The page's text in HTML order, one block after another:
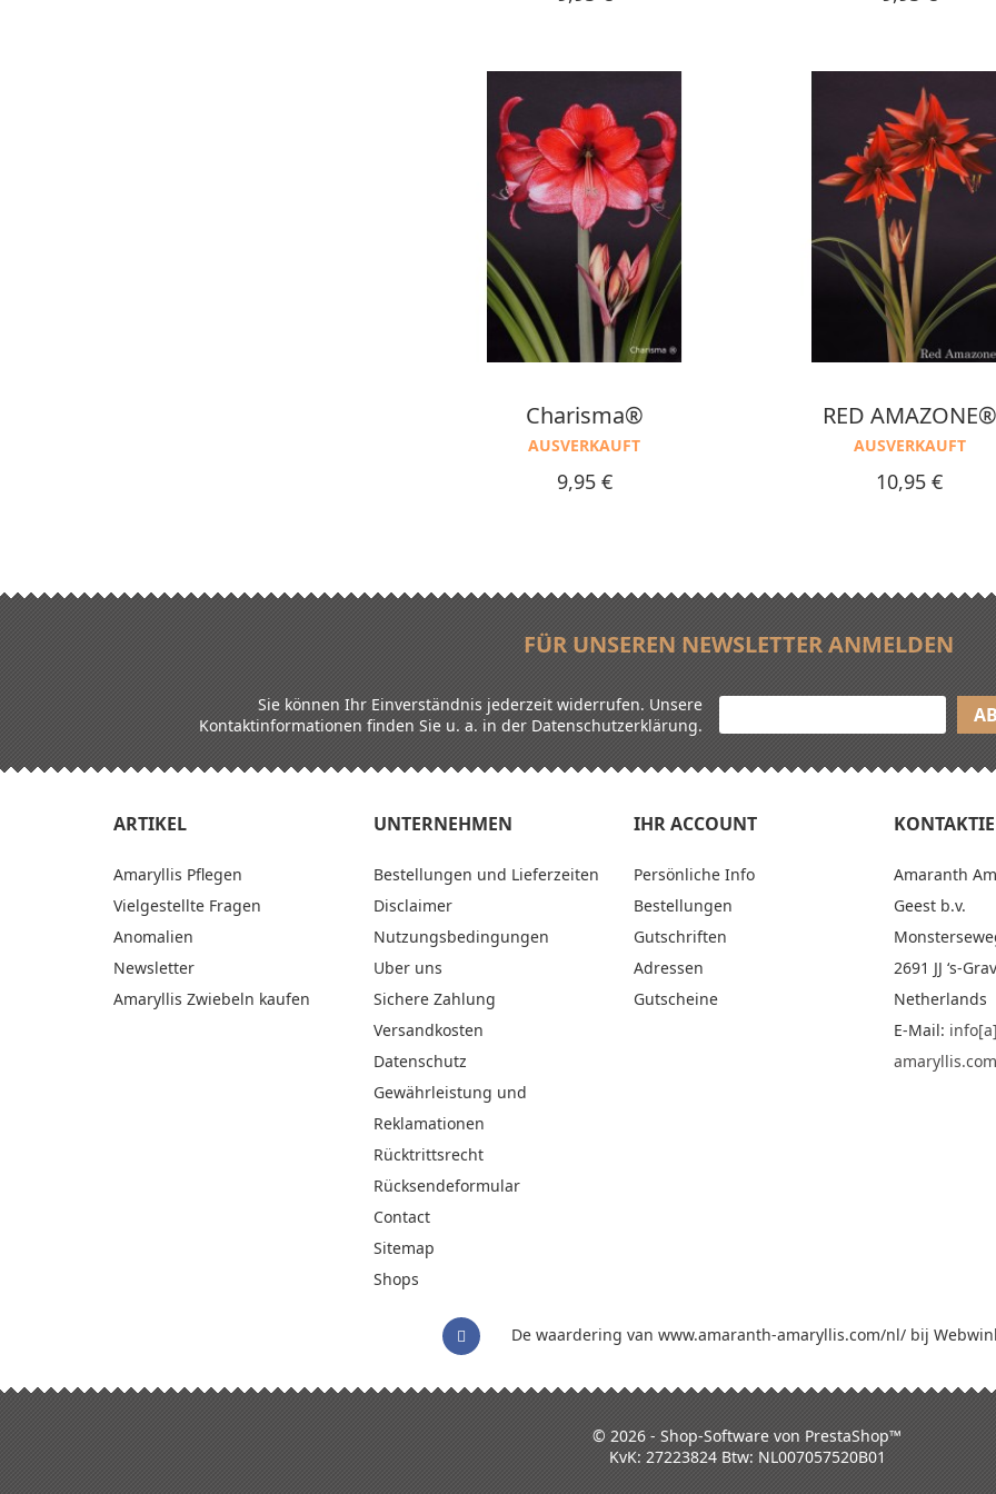
Charisma®
AUSVERKAUFT
Preis
9,95 €
RED AMAZONE®
AUSVERKAUFT
Preis
10,95 €
FÜR UNSEREN NEWSLETTER ANMELDEN
Sie können Ihr Einverständnis jederzeit widerrufen. Unsere
Kontaktinformationen finden Sie u. a. in der Datenschutzerklärung.
ARTIKEL
Amaryllis Pflegen
Vielgestellte Fragen
Anomalien
Newsletter
Amaryllis Zwiebeln kaufen
UNTERNEHMEN
Bestellungen und Lieferzeiten
Disclaimer
Nutzungsbedingungen
Uber uns
Sichere Zahlung
Versandkosten
Datenschutz
Gewährleistung und
Reklamationen
Rücktrittsrecht
Rücksendeformular
Contact
Sitemap
Shops
IHR ACCOUNT
Persönliche Info
Bestellungen
Gutschriften
Adressen
Gutscheine
Amaranth
Geest b.v.
2691 JJ ‘s-
Netherlands
E-Mail:
amaryllis.com
De waardering van www.amaranth-amaryllis.com/nl/ bij
© 2026 - Shop-Software von PrestaShop™
KvK: 27223824 Btw: NL007057520B01